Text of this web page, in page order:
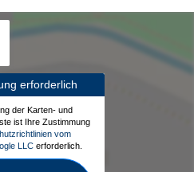
erforderlich
der Karten- und
ist Ihre Zustimmung
vom
LLC erforderlich.